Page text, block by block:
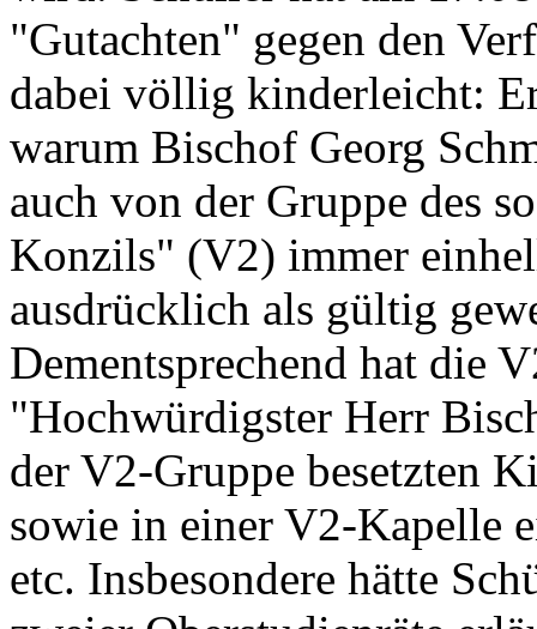
"Gutachten" gegen den
dabei völlig kinderleicht:
warum Bischof Georg
auch von der Gruppe des
Konzils" (V2) immer
ausdrücklich als gültig
Dementsprechend hat die
"Hochwürdigster Herr
der V2-Gruppe besetzten
sowie in einer V2-Kapelle
etc. Insbesondere hätte